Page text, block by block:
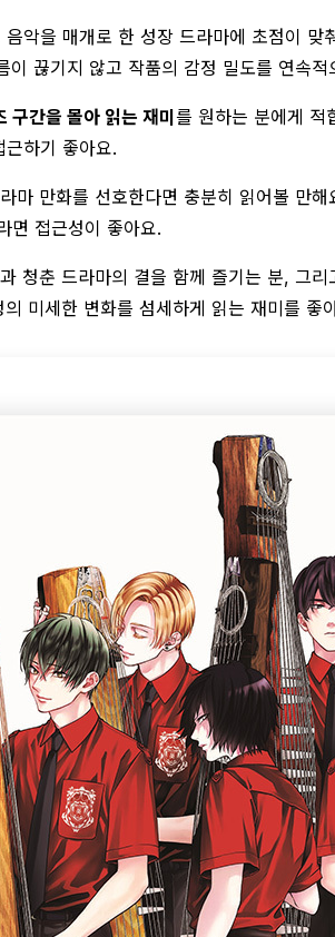
악을 매개로 한 성장 드라마에 초점이
끊기지 않고 작품의 감정 밀도를 연속
구간을 몰아 읽는 재미를 원하는 분에게 적
하기 좋아요.
마 만화를 선호한다면 충분히 읽어볼 만
면 접근성이 좋아요.
청춘 드라마의 결을 함께 즐기는 분, 그
미세한 변화를 섬세하게 읽는 재미를 좋